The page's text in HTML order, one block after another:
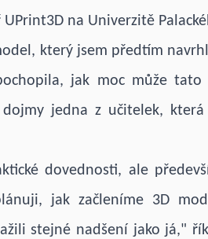
na Univerzitě
který jsem předtím
jak moc může tato
jedna z učitelek, která
dovednosti, ale
jak začleníme 3D
stejné nadšení jako já,"